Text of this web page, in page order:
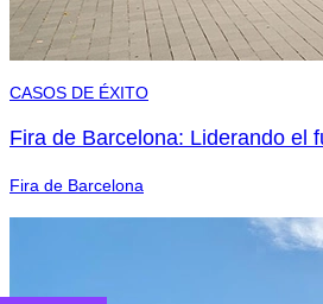
CASOS DE ÉXITO
Fira de Barcelona: Liderando el
Fira de Barcelona